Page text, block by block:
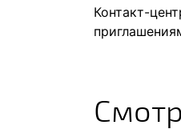
Контакт-